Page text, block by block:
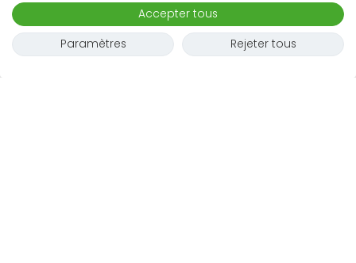
Accepter tous
Paramètres
Rejeter tous